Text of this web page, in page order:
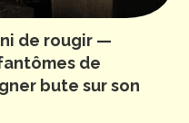
de rougir —
de
bute sur son